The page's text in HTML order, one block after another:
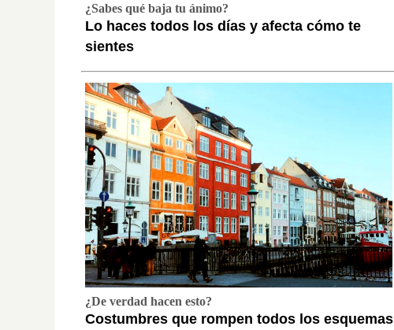
¿Sabes qué baja tu ánimo?
Lo haces todos los días y afecta cómo te
sientes
¿De verdad hacen esto?
Costumbres que rompen todos los esquemas